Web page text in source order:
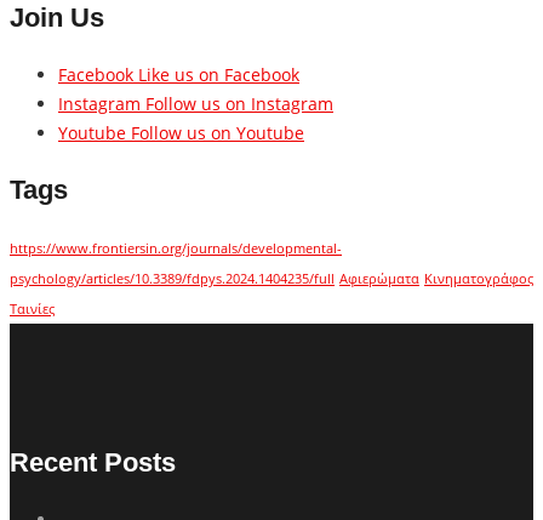
Join Us
Facebook Like us on Facebook
Instagram Follow us on Instagram
Youtube Follow us on Youtube
Tags
https://www.frontiersin.org/journals/developmental-
psychology/articles/10.3389/fdpys.2024.1404235/full Αφιερώματα Κινηματογράφος
Ταινίες
Recent Posts